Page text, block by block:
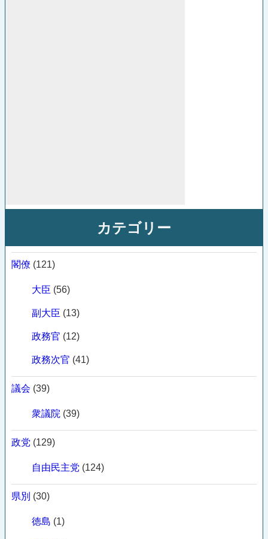
カテゴリー
閣僚 (121)
大臣 (56)
副大臣 (13)
政務官 (12)
政務次官 (41)
議会 (39)
衆議院 (39)
政党 (129)
自由民主党 (124)
県別 (30)
徳島 (1)